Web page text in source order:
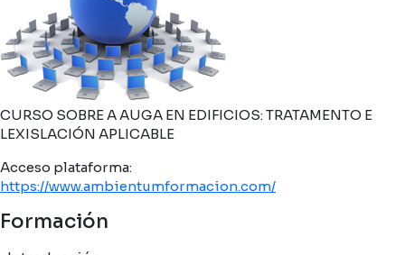
Formación
CURSO SOBRE A AUGA EN EDIFICIOS: TRATAMENTO E
LEXISLACIÓN APLICABLE
Acceso plataforma:
https://www.ambientumformacion.com/